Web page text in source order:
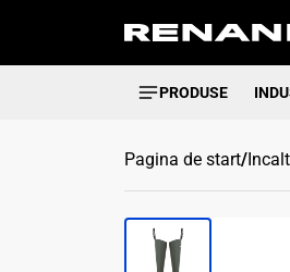
PRODUSE
Pagina de start/